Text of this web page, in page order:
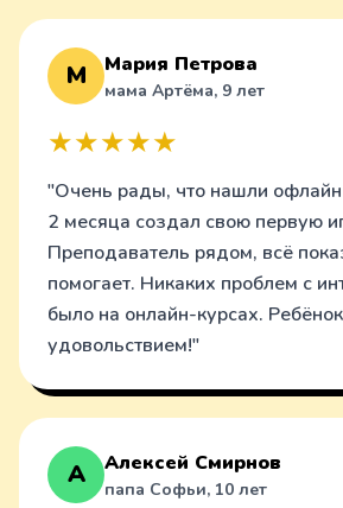
М Мария Петрова
мама Артёма, 9 лет
★★★★★
"Очень рады, что нашли
2 месяца создал свою первую
Преподаватель рядом, всё
помогает. Никаких проблем с
было на онлайн-курсах.
удовольствием!"
А Алексей Смирнов
папа Софьи, 10 лет